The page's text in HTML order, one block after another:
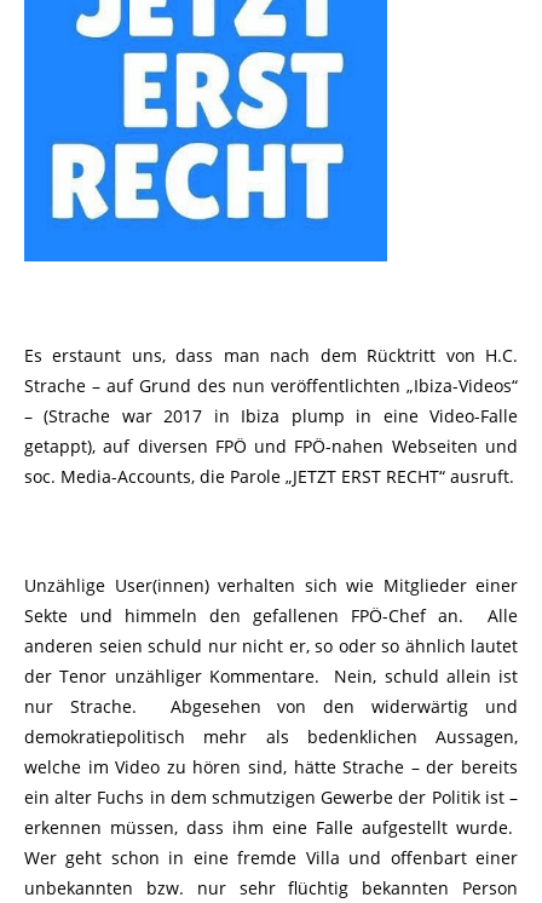
Es erstaunt uns, dass man nach dem Rücktritt von H.C.
Strache – auf Grund des nun veröffentlichten „Ibiza-Videos“
– (Strache war 2017 in Ibiza plump in eine Video-Falle
getappt), auf diversen FPÖ und FPÖ-nahen Webseiten und
soc. Media-Accounts, die Parole „JETZT ERST RECHT“ ausruft.
Unzählige User(innen) verhalten sich wie Mitglieder einer
Sekte und himmeln den gefallenen FPÖ-Chef an. Alle
anderen seien schuld nur nicht er, so oder so ähnlich lautet
der Tenor unzähliger Kommentare. Nein, schuld allein ist
nur Strache. Abgesehen von den widerwärtig und
demokratiepolitisch mehr als bedenklichen Aussagen,
welche im Video zu hören sind, hätte Strache – der bereits
ein alter Fuchs in dem schmutzigen Gewerbe der Politik ist –
erkennen müssen, dass ihm eine Falle aufgestellt wurde.
Wer geht schon in eine fremde Villa und offenbart einer
unbekannten bzw. nur sehr flüchtig bekannten Person